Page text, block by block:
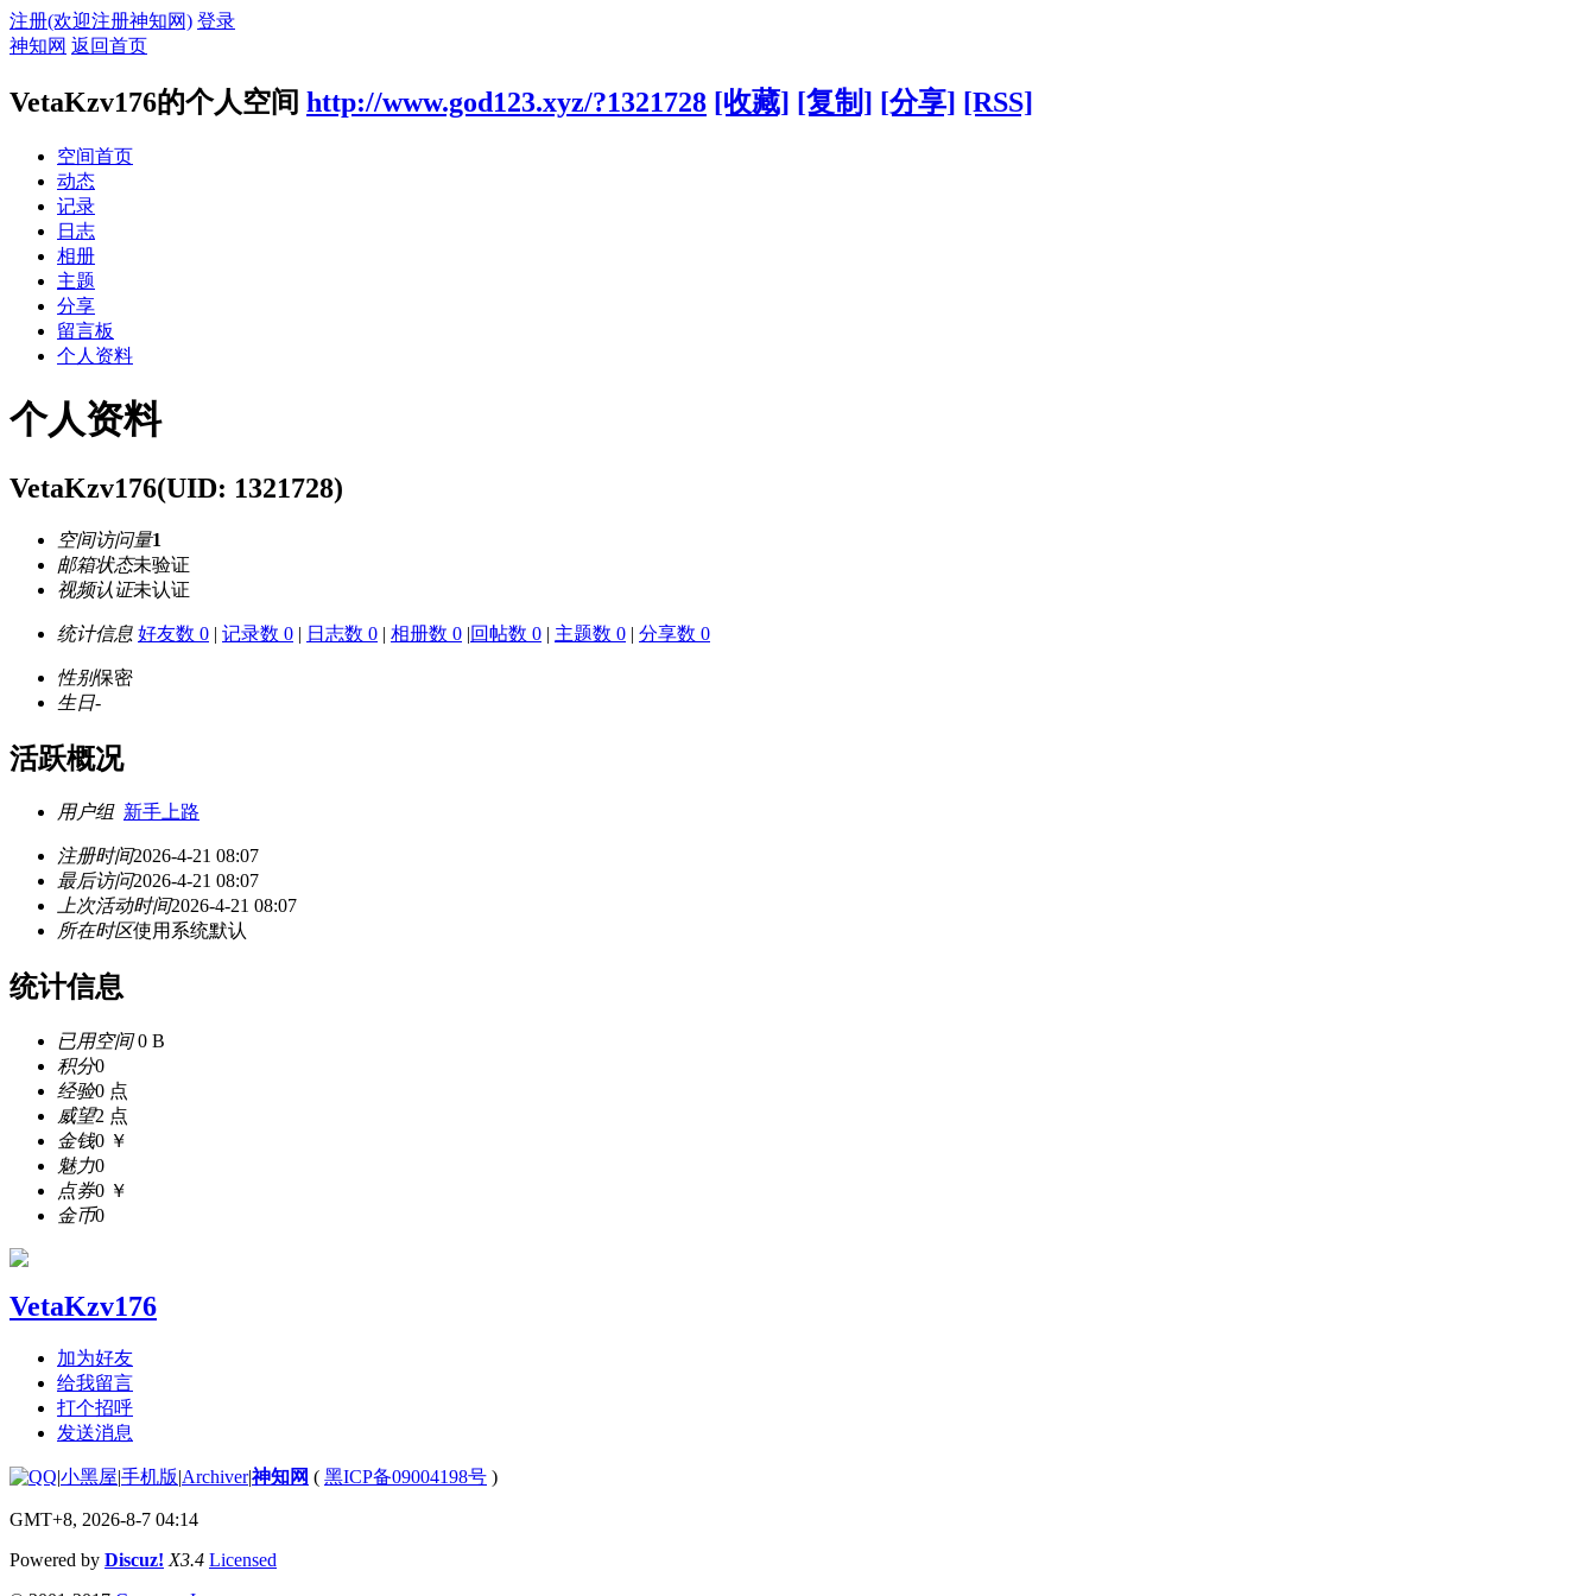
注册(欢迎注册神知网) 登录
神知网 返回首页
VetaKzv176的个人空间 http://www.god123.xyz/?1321728 [收藏] [复制] [分享] [RSS]
空间首页
动态
记录
日志
相册
主题
分享
留言板
个人资料
个人资料
VetaKzv176(UID: 1321728)
空间访问量1
邮箱状态未验证
视频认证未认证
统计信息 好友数 0 | 记录数 0 | 日志数 0 | 相册数 0 |回帖数 0 | 主题数 0 | 分享数 0
性别保密
生日-
活跃概况
用户组 新手上路
注册时间2026-4-21 08:07
最后访问2026-4-21 08:07
上次活动时间2026-4-21 08:07
所在时区使用系统默认
统计信息
已用空间0 B
积分0
经验0 点
威望2 点
金钱0 ￥
魅力0
点券0 ￥
金币0
VetaKzv176
加为好友
给我留言
打个招呼
发送消息
|小黑屋|手机版|Archiver|神知网 ( 黑ICP备09004198号 )
GMT+8, 2026-8-7 04:14
Powered by Discuz! X3.4 Licensed